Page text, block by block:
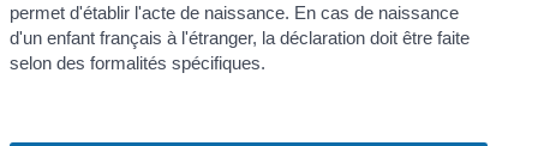
permet d'établir l'acte de naissance. En cas de naissance
d'un enfant français à l'étranger, la déclaration doit être faite
selon des formalités spécifiques.